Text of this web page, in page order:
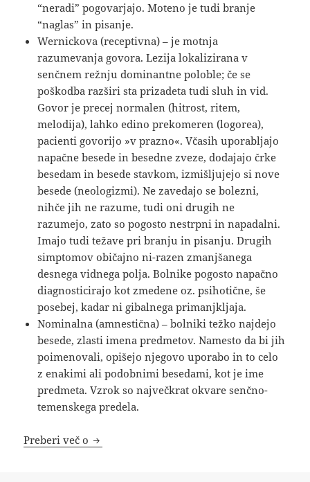
“neradi” pogovarjajo. Moteno je tudi branje
“naglas” in pisanje.
Wernickova (receptivna) – je motnja
razumevanja govora. Lezija lokalizirana v
senčnem režnju dominantne poloble; če se
poškodba razširi sta prizadeta tudi sluh in vid.
Govor je precej normalen (hitrost, ritem,
melodija), lahko edino prekomeren (logorea),
pacienti govorijo »v prazno«. Včasih uporabljajo
napačne besede in besedne zveze, dodajajo črke
besedam in besede stavkom, izmišljujejo si nove
besede (neologizmi). Ne zavedajo se bolezni,
nihče jih ne razume, tudi oni drugih ne
razumejo, zato so pogosto nestrpni in napadalni.
Imajo tudi težave pri branju in pisanju. Drugih
simptomov običajno ni-razen zmanjšanega
desnega vidnega polja. Bolnike pogosto napačno
diagnosticirajo kot zmedene oz. psihotične, še
posebej, kadar ni gibalnega primanjkljaja.
Nominalna (amnestična) – bolniki težko najdejo
besede, zlasti imena predmetov. Namesto da bi jih
poimenovali, opišejo njegovo uporabo in to celo
z enakimi ali podobnimi besedami, kot je ime
predmeta. Vzrok so največkrat okvare senčno-
temenskega predela.
Preberi več o Nevrologija